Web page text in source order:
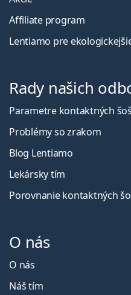
Affiliate program
Lentiamo pre
Rady našich
Parametre kontaktných
Problémy so zrakom
Blog Lentiamo
Lekársky tím
Porovnanie kontaktných
O nás
O nás
Náš tím